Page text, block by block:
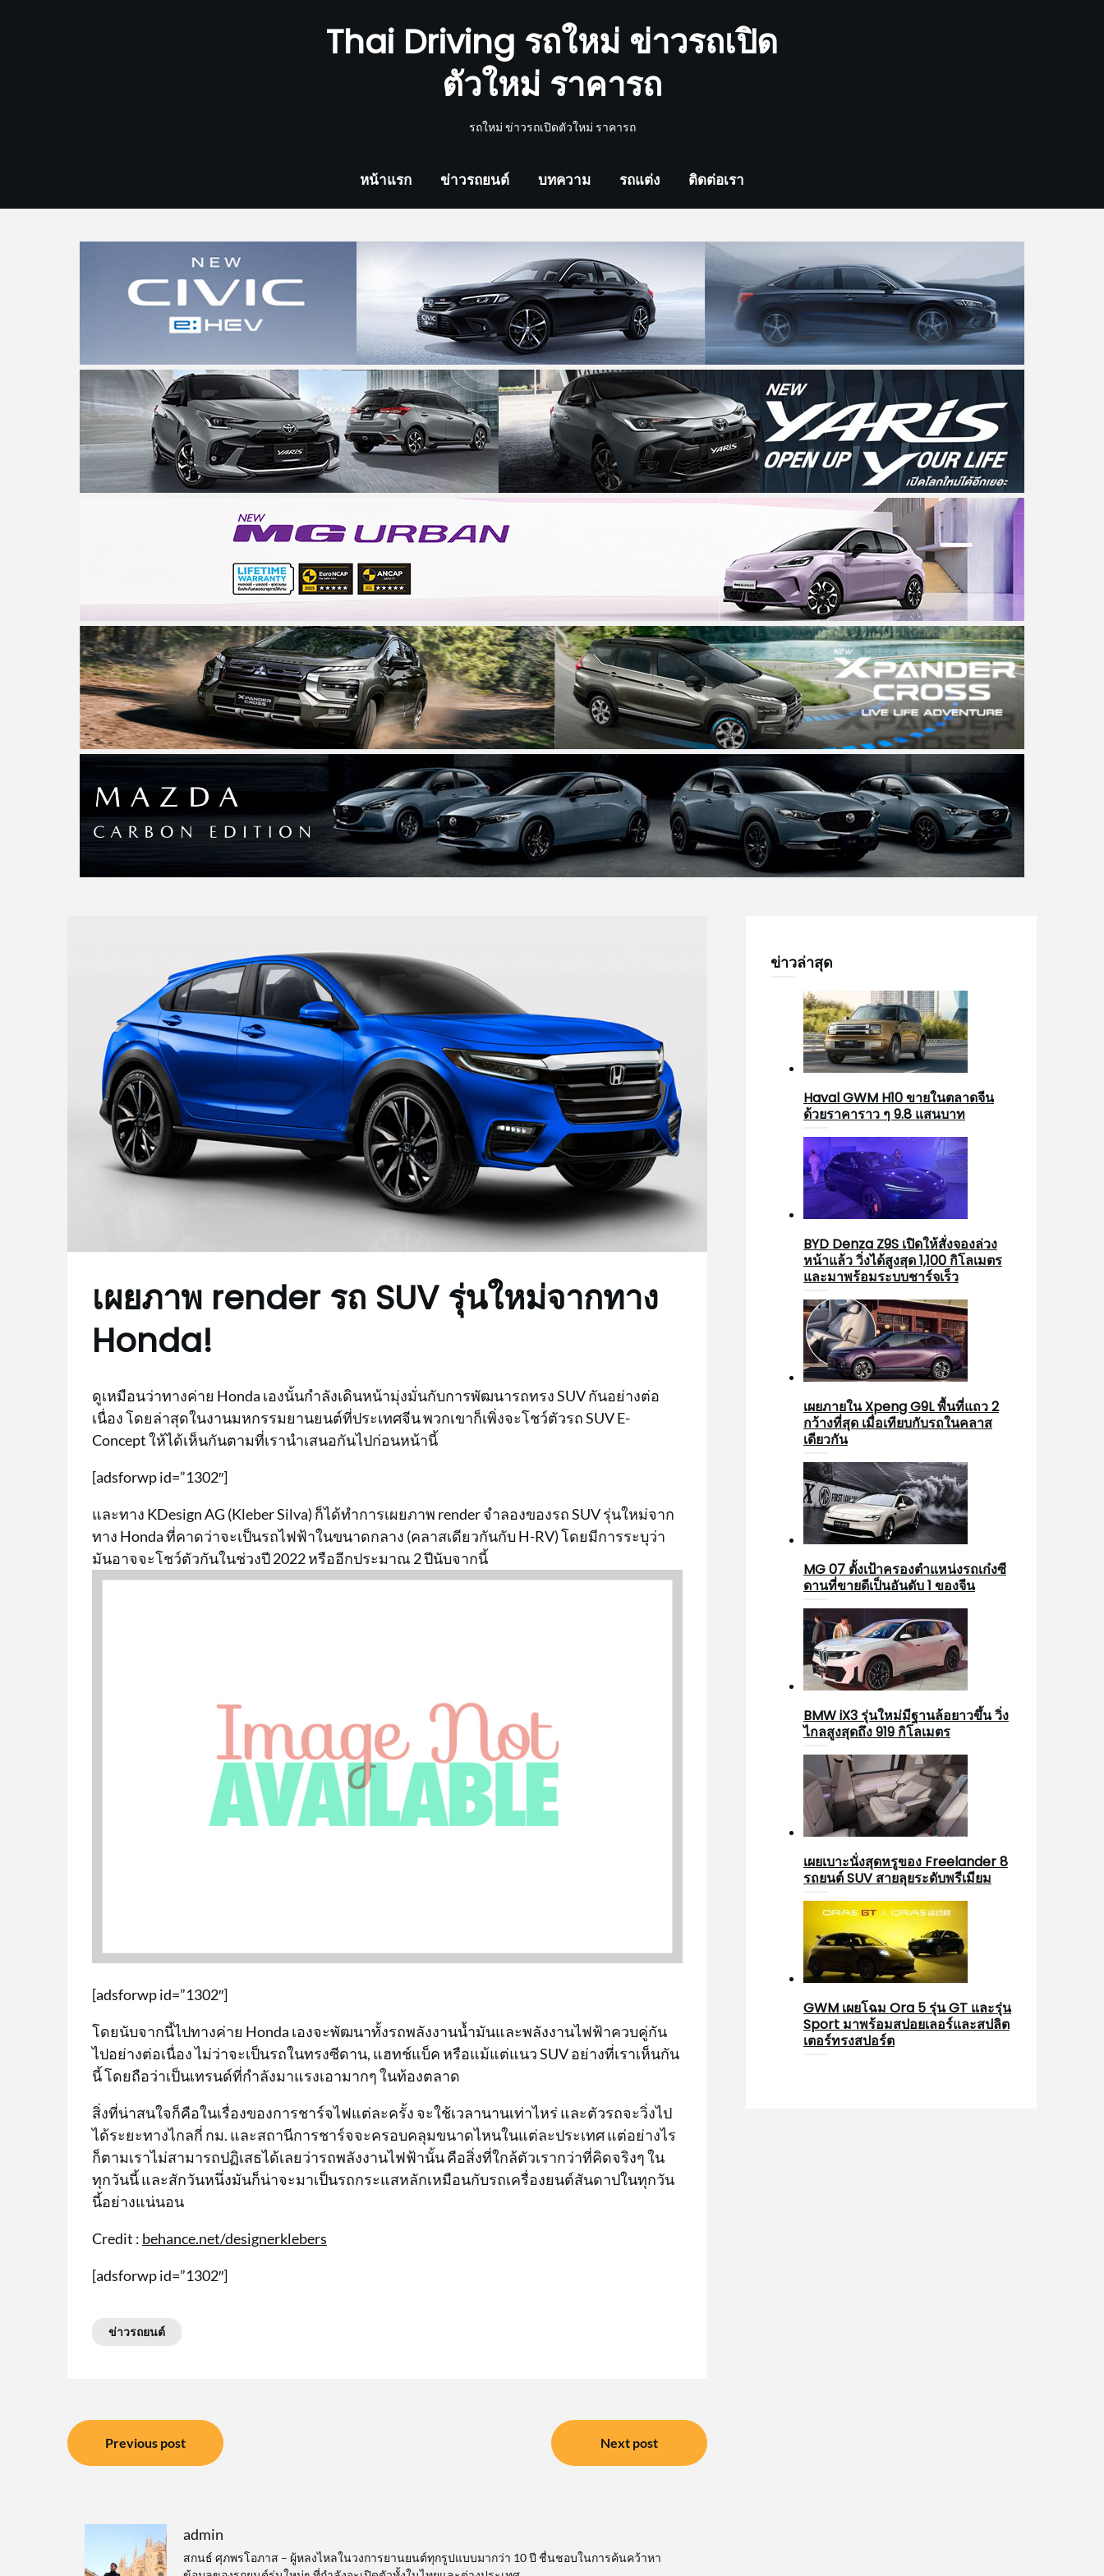
Thai Driving รถใหม่ ข่าวรถเปิด
ตัวใหม่ ราคารถ
รถใหม่ ข่าวรถเปิดตัวใหม่ ราคารถ
หน้าแรก ข่าวรถยนต์ บทความ รถแต่ง ติดต่อเรา
เผยภาพ render รถ SUV รุ่นใหม่จากทาง
Honda!
ดูเหมือนว่าทางค่าย Honda เองนั้นกำลังเดินหน้ามุ่งมั่นกับการพัฒนารถทรง SUV กันอย่างต่อ
เนื่อง โดยล่าสุดในงานมหกรรมยานยนต์ที่ประเทศจีน พวกเขาก็เพิ่งจะโชว์ตัวรถ SUV E-
Concept ให้ได้เห็นกันตามที่เรานำเสนอกันไปก่อนหน้านี้
[adsforwp id=”1302″]
และทาง KDesign AG (Kleber Silva) ก็ได้ทำการเผยภาพ render จำลองของรถ SUV รุ่นใหม่จาก
ทาง Honda ที่คาดว่าจะเป็นรถไฟฟ้าในขนาดกลาง (คลาสเดียวกันกับ H-RV) โดยมีการระบุว่า
มันอาจจะโชว์ตัวกันในช่วงปี 2022 หรืออีกประมาณ 2 ปีนับจากนี้
[adsforwp id=”1302″]
โดยนับจากนี้ไปทางค่าย Honda เองจะพัฒนาทั้งรถพลังงานน้ำมันและพลังงานไฟฟ้าควบคู่กัน
ไปอย่างต่อเนื่อง ไม่ว่าจะเป็นรถในทรงซีดาน, แฮทช์แบ็ค หรือแม้แต่แนว SUV อย่างที่เราเห็นกัน
นี้ โดยถือว่าเป็นเทรนด์ที่กำลังมาแรงเอามากๆ ในท้องตลาด
สิ่งที่น่าสนใจก็คือในเรื่องของการชาร์จไฟแต่ละครั้ง จะใช้เวลานานเท่าไหร่ และตัวรถจะวิ่งไป
ได้ระยะทางไกลกี่ กม. และสถานีการชาร์จจะครอบคลุมขนาดไหนในแต่ละประเทศ แต่อย่างไร
ก็ตามเราไม่สามารถปฏิเสธได้เลยว่ารถพลังงานไฟฟ้านั้น คือสิ่งที่ใกล้ตัวเรากว่าที่คิดจริงๆ ใน
ทุกวันนี้ และสักวันหนึ่งมันก็น่าจะมาเป็นรถกระแสหลักเหมือนกับรถเครื่องยนต์สันดาปในทุกวัน
นี้อย่างแน่นอน
Credit : behance.net/designerklebers
[adsforwp id=”1302″]
ข่าวรถยนต์
แนะแนว
เรื่อง
Previous post Next post
admin
สกนธ์ ศุภพรโอภาส – ผู้หลงไหลในวงการยานยนต์ทุกรูปแบบมากว่า 10 ปี ชื่นชอบในการค้นคว้าหา
ข่าวล่าสุด
Haval GWM H10 ขายในตลาดจีน
ด้วยราคาราว ๆ 9.8 แสนบาท
BYD Denza Z9S เปิดให้สั่งจองล่วง
หน้าแล้ว วิ่งได้สูงสุด 1,100 กิโลเมตร
และมาพร้อมระบบชาร์จเร็ว
เผยภายใน Xpeng G9L พื้นที่แถว 2
กว้างที่สุด เมื่อเทียบกับรถในคลาส
เดียวกัน
MG 07 ตั้งเป้าครองตำแหน่งรถเก๋งซี
ดานที่ขายดีเป็นอันดับ 1 ของจีน
BMW iX3 รุ่นใหม่มีฐานล้อยาวขึ้น วิ่ง
ไกลสูงสุดถึง 919 กิโลเมตร
เผยเบาะนั่งสุดหรูของ Freelander 8
รถยนต์ SUV สายลุยระดับพรีเมียม
GWM เผยโฉม Ora 5 รุ่น GT และรุ่น
Sport มาพร้อมสปอยเลอร์และสปลิต
เตอร์ทรงสปอร์ต